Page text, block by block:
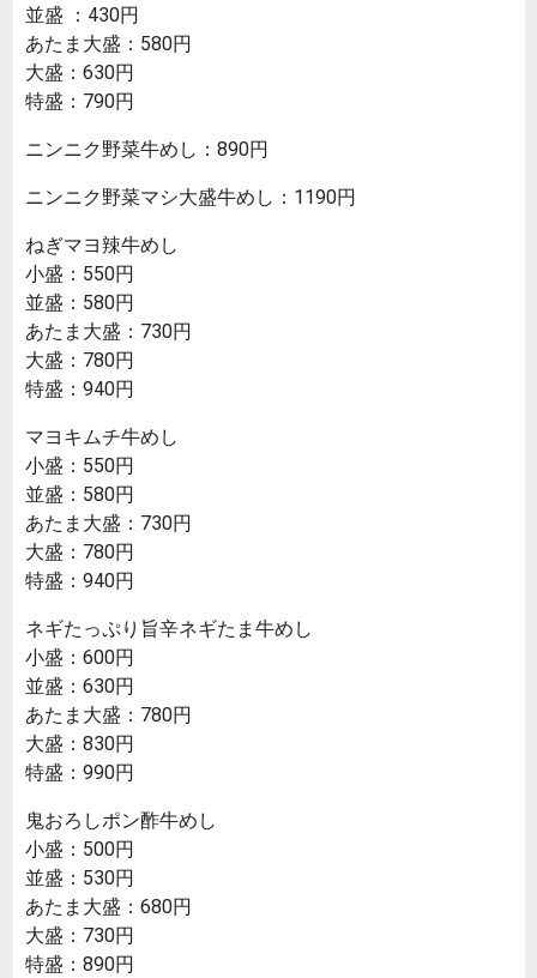
並盛 ：430円
あたま大盛：580円
大盛：630円
特盛：790円
ニンニク野菜牛めし：890円
ニンニク野菜マシ大盛牛めし：1190円
ねぎマヨ辣牛めし
小盛：550円
並盛：580円
あたま大盛：730円
大盛：780円
特盛：940円
マヨキムチ牛めし
小盛：550円
並盛：580円
あたま大盛：730円
大盛：780円
特盛：940円
ネギたっぷり旨辛ネギたま牛めし
小盛：600円
並盛：630円
あたま大盛：780円
大盛：830円
特盛：990円
鬼おろしポン酢牛めし
小盛：500円
並盛：530円
あたま大盛：680円
大盛：730円
特盛：890円